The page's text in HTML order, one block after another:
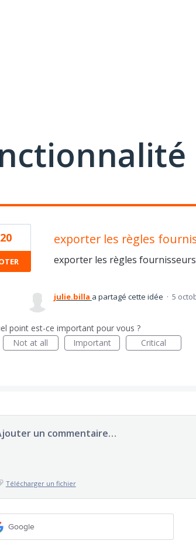
exporter les règles
exporter les règles fournisseurs
20
julie.billa a partagé cette idée · 5
point est-ce important pour vous ?
Not at all
Important Critical
un commentaire…
Télécharger un fichier
Google